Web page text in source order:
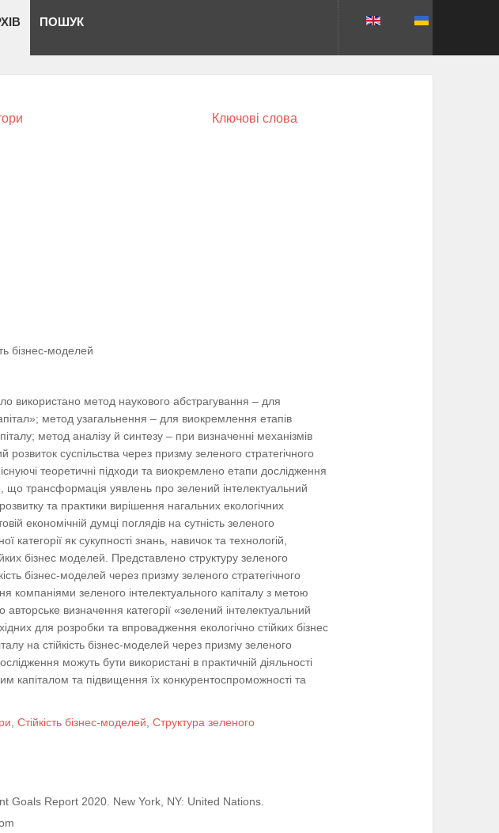
ПОШУК
Ключові слова
бізнес-моделей
використано метод наукового абстрагування – для
метод узагальнення – для виокремлення етапів
метод аналізу й синтезу – при визначенні механізмів
розвиток суспільства через призму зеленого стратегічного
теоретичні підходи та виокремлено етапи дослідження
що трансформація уявлень про зелений інтелектуальний
та практики вирішення нагальних екологічних
економічній думці поглядів на сутність зеленого
категорії як сукупності знань, навичок та технологій,
бізнес моделей. Представлено структуру зеленого
бізнес-моделей через призму зеленого стратегічного
компаніями зеленого інтелектуального капіталу з метою
визначення категорії «зелений інтелектуальний
для розробки та впровадження екологічно стійких бізнес
на стійкість бізнес-моделей через призму зеленого
можуть бути використані в практичній діяльності
капіталом та підвищення їх конкурентоспроможності та
Стійкість бізнес-моделей Структура зеленого
Goals Report 2020. New York, NY: United Nations.